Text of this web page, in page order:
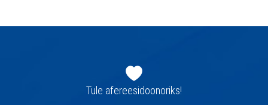
navigatsioonTule afereesidoonoriks!